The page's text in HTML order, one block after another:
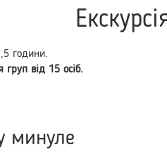
години.
груп від 15 осіб.
минуле